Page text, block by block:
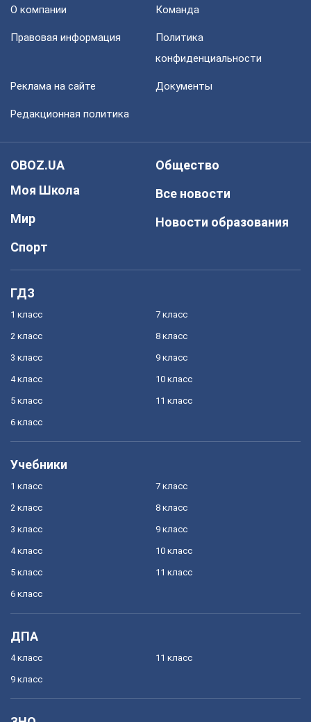
О компании Команда
Правовая информация
Политика
конфиденциальности
Реклама на сайте Документы
Редакционная политика
OBOZ.UA
Моя Школа
Мир
Спорт
Общество
Все новости
Новости образования
ГДЗ
1 класс
2 класс
3 класс
4 класс
5 класс
6 класс
7 класс
8 класс
9 класс
10 класс
11 класс
Учебники
1 класс
2 класс
3 класс
4 класс
5 класс
6 класс
7 класс
8 класс
9 класс
10 класс
11 класс
ДПА
4 класс
9 класс
11 класс